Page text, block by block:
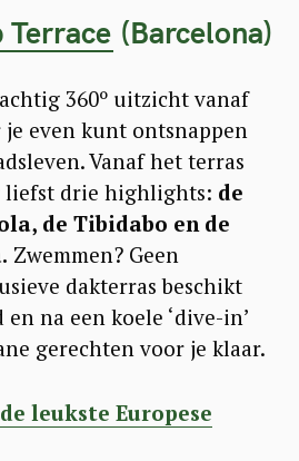
Terrace (Barcelona)
360º uitzicht vanaf
even kunt ontsnappen
Vanaf het terras
liefst drie highlights: de
de Tibidabo en de
Zwemmen? Geen
dakterras beschikt
na een koele ‘dive-in’
gerechten voor je klaar.
leukste Europese